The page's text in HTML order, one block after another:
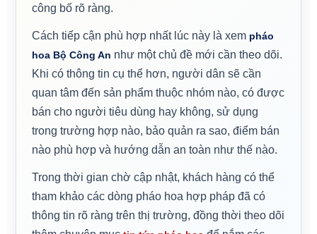
công bố rõ ràng.
Cách tiếp cận phù hợp nhất lúc này là xem pháo
hoa Bộ Công An như một chủ đề mới cần theo dõi.
Khi có thông tin cụ thể hơn, người dân sẽ cần
quan tâm đến sản phẩm thuộc nhóm nào, có được
bán cho người tiêu dùng hay không, sử dụng
trong trường hợp nào, bảo quản ra sao, điểm bán
nào phù hợp và hướng dẫn an toàn như thế nào.
Trong thời gian chờ cập nhật, khách hàng có thể
tham khảo các dòng pháo hoa hợp pháp đã có
thông tin rõ ràng trên thị trường, đồng thời theo dõi